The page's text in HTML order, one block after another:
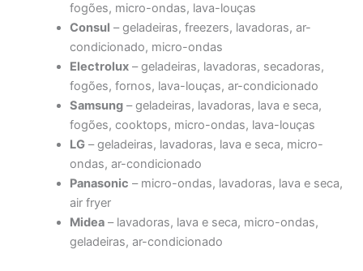
fogões, micro-ondas, lava-louças
Consul – geladeiras, freezers, lavadoras, ar-
condicionado, micro-ondas
Electrolux – geladeiras, lavadoras, secadoras,
fogões, fornos, lava-louças, ar-condicionado
Samsung – geladeiras, lavadoras, lava e seca,
fogões, cooktops, micro-ondas, lava-louças
LG – geladeiras, lavadoras, lava e seca, micro-
ondas, ar-condicionado
Panasonic – micro-ondas, lavadoras, lava e seca,
air fryer
Midea – lavadoras, lava e seca, micro-ondas,
geladeiras, ar-condicionado